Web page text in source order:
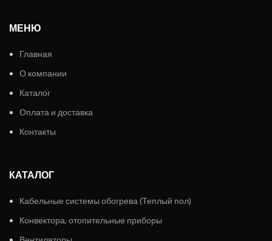
МЕНЮ
Главная
О компании
Каталог
Оплата и доставка
Контакты
КАТАЛОГ
Кабельные системы обогрева (Теплый пол)
Конвектора, отопительные приборы